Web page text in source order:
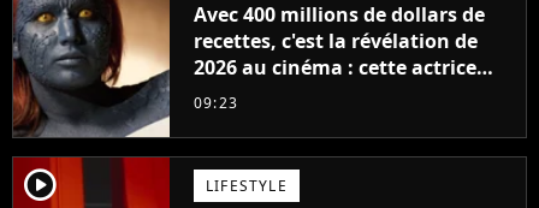
Avec 400 millions de dollars de
recettes, c'est la révélation de
2026 au cinéma : cette actrice
adorée prête à remplacer
09:23
player2 LIFESTYLE